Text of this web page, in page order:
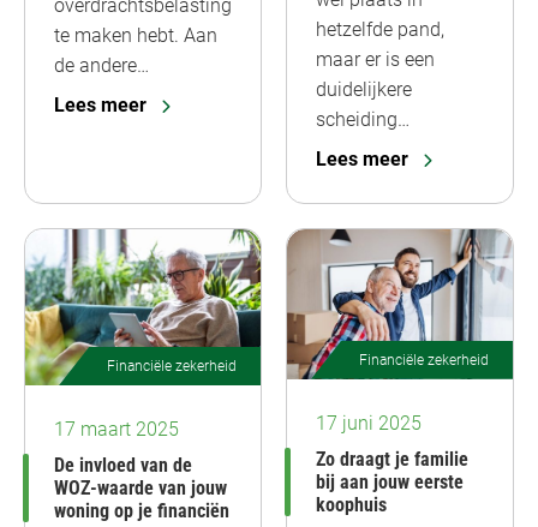
overdrachtsbelasting
te maken hebt. Aan
de andere…
Lees meer
hetzelfde pand,
maar er is een
duidelijkere
scheiding…
Lees meer
Financiële zekerheid
17 maart 2025
De invloed van de
WOZ-waarde van jouw
woning op je financiën
Financiële zekerheid
17 juni 2025
Zo draagt je familie
bij aan jouw eerste
koophuis